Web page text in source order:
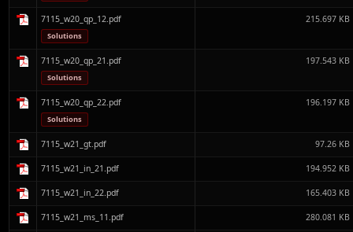
7115_w20_qp_12.pdf
Solutions
215.697 KB
7115_w20_qp_21.pdf
Solutions
197.543 KB
7115_w20_qp_22.pdf
Solutions
196.197 KB
7115_w21_gt.pdf 97.26 KB
7115_w21_in_21.pdf 194.952 KB
7115_w21_in_22.pdf 165.403 KB
7115_w21_ms_11.pdf 280.081 KB